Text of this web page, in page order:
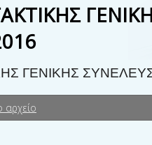
ΓΕΝΙΚΗΣ
αρχείο